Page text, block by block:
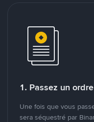
1. Passez un ordre
Une fois que vous
sera séquestré par